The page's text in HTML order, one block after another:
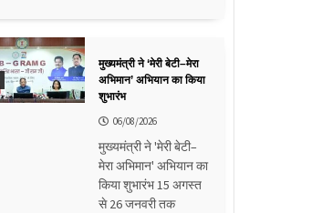
मुख्यमंत्री ने ‘मेरी बेटी–मेरा
अभिमान’ अभियान का किया
शुभारंभ
06/08/2026
मुख्यमंत्री ने 'मेरी बेटी–
मेरा अभिमान' अभियान का
किया शुभारंभ 15 अगस्त
से 26 जनवरी तक